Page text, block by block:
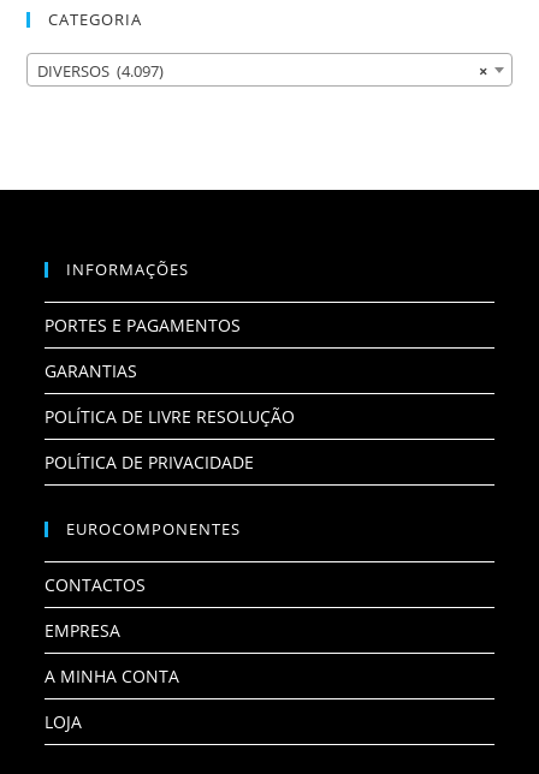
CATEGORIA
×
DIVERSOS (4.097)
INFORMAÇÕES
PORTES E PAGAMENTOS
GARANTIAS
POLÍTICA DE LIVRE RESOLUÇÃO
POLÍTICA DE PRIVACIDADE
EUROCOMPONENTES
CONTACTOS
EMPRESA
A MINHA CONTA
LOJA